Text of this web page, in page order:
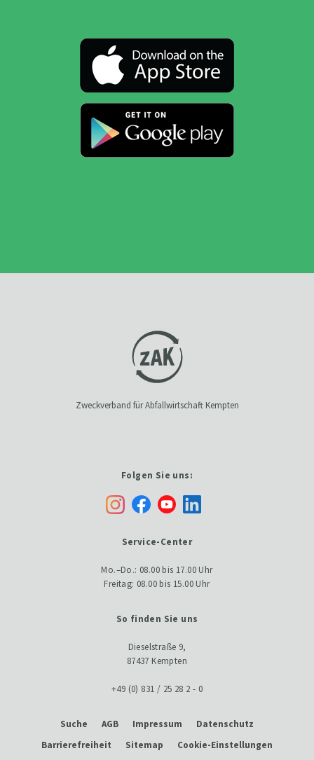
Zweckverband für Abfallwirtschaft Kempten
Folgen Sie uns:
Service-Center
Mo.–Do.: 08.00 bis 17.00 Uhr
Freitag: 08.00 bis 15.00 Uhr
So finden Sie uns
Dieselstraße 9,
87437 Kempten
+49 (0) 831 / 25 28 2 - 0
Suche AGB Impressum
Datenschutz
Barrierefreiheit
Sitemap Cookie-Einstellungen